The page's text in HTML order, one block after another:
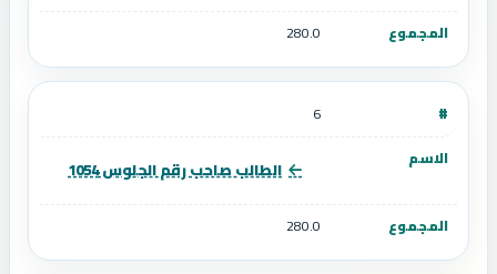
280.0
6
الطالب صاحب رقم الجلوس 1054
280.0